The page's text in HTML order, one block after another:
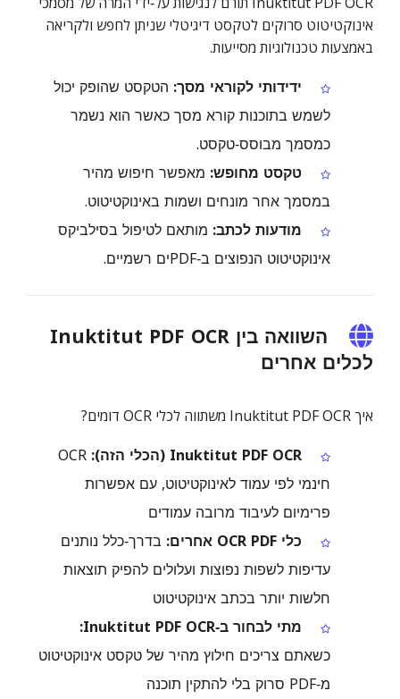
אינוקטיטוט סרוקים לטקסט דיגיטלי שניתן לחפש ולקריאה
באמצעות טכנולוגיות מסייעות.
ידידותי לקוראי מסך: הטקסט שהופק יכול
לשמש בתוכנות קורא מסך כאשר הוא נשמר
כמסמך מבוסס‑טקסט.
טקסט מחופש: מאפשר חיפוש מהיר
במסמך אחר מונחים ושמות באינוקטיטוט.
מודעות לכתב: מותאם לטיפול בסילביקס
אינוקטיטוט הנפוצים ב‑PDFים רשמיים.
השוואה בין Inuktitut PDF OCR
לכלים אחרים
איך Inuktitut PDF OCR משתווה לכלי OCR דומים?
Inuktitut PDF OCR (הכלי הזה):
OCR
חינמי לפי עמוד לאינוקטיטוט, עם אפשרות
פרימיום לעיבוד מרובה עמודים
כלי OCR PDF אחרים:
בדרך‑כלל נותנים
עדיפות לשפות נפוצות ועלולים להפיק תוצאות
חלשות יותר בכתב אינוקטיטוט
מתי לבחור ב‑Inuktitut PDF OCR:
כשאתם צריכים חילוץ מהיר של טקסט אינוקטיטוט
מ‑PDF סרוק בלי להתקין תוכנה